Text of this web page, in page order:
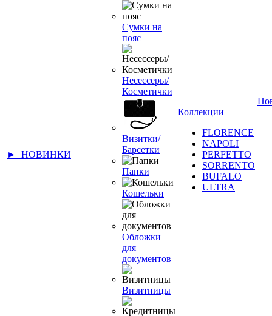
► НОВИНКИ
Сумки на
пояс
Несессеры/
Косметички
Визитки/
Барсетки
Папки
Кошельки
Обложки
для
документов
Визитницы
Коллекции
FLORENCE
NAPOLI
PERFETTO
SORRENTO
BUFALO
ULTRA